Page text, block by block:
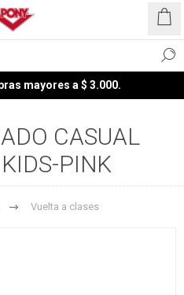
mayores a $ 3.000.
CASUAL
PINK
Vuelta a clases